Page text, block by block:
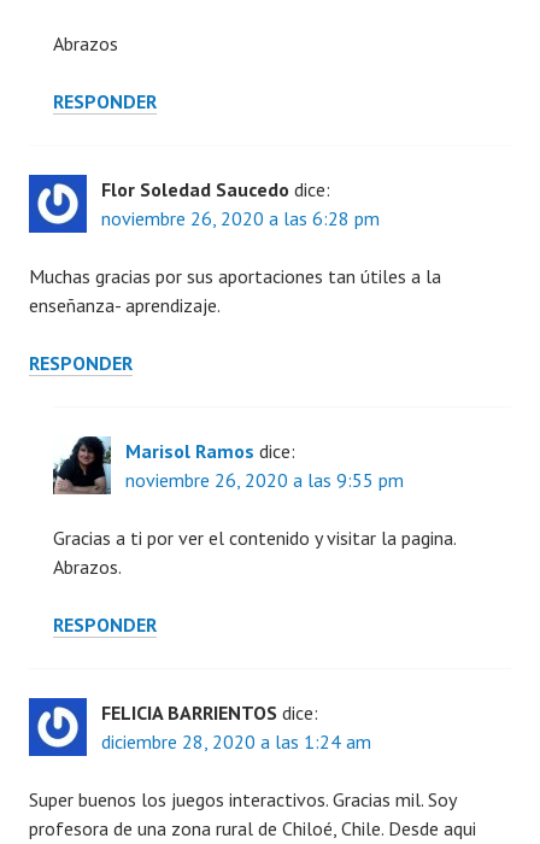
Abrazos
RESPONDER
Flor Soledad Saucedo dice:
noviembre 26, 2020 a las 6:28 pm
Muchas gracias por sus aportaciones tan útiles a la
enseñanza- aprendizaje.
RESPONDER
Marisol Ramos dice:
noviembre 26, 2020 a las 9:55 pm
Gracias a ti por ver el contenido y visitar la pagina.
Abrazos.
RESPONDER
FELICIA BARRIENTOS dice:
diciembre 28, 2020 a las 1:24 am
Super buenos los juegos interactivos. Gracias mil. Soy
profesora de una zona rural de Chiloé, Chile. Desde aqui